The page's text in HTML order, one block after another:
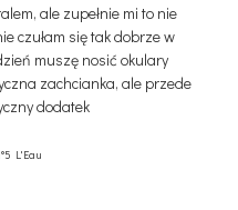
ale zupełnie mi to nie
czułam się tak dobrze w
muszę nosić okulary
zachcianka, ale przede
dodatek
L'Eau